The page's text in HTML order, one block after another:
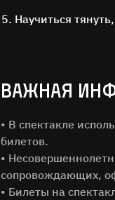
Научиться
ВАЖНАЯ
• В спектакле
билетов.
•
сопровождающих,
• Билеты на
Email